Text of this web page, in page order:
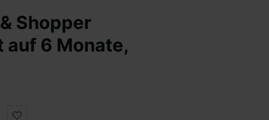
Shopper
6 Monate,